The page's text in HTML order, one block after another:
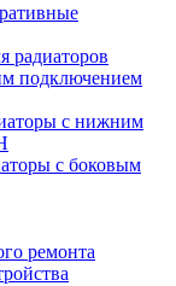
радиаторов
подключением
c нижним
с боковым
ремонта